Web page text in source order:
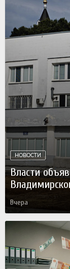
НОВОСТИ
Власти
Вчера